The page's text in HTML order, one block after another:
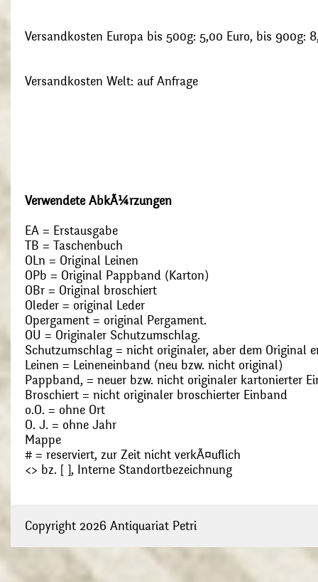
Versandkosten Europa bis 500g: 5,00 Euro, bis 900g:
Versandkosten Welt: auf Anfrage
Verwendete AbkÃ¼rzungen
EA = Erstausgabe
TB = Taschenbuch
OLn = Original Leinen
OPb = Original Pappband (Karton)
OBr = Original broschiert
Oleder = original Leder
Opergament = original Pergament.
OU = Originaler Schutzumschlag.
Schutzumschlag = nicht originaler, aber dem Original
Leinen = Leineneinband (neu bzw. nicht original)
Pappband, = neuer bzw. nicht originaler kartonierter
Broschiert = nicht originaler broschierter Einband
o.O. = ohne Ort
O. J. = ohne Jahr
Mappe
# = reserviert, zur Zeit nicht verkÃ¤uflich
<> bz. [ ], Interne Standortbezeichnung
Copyright 2026 Antiquariat Petri